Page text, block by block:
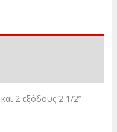
2 εξόδους 2 1/2’’